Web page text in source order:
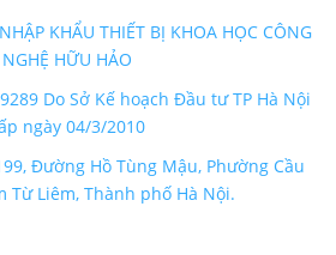
KHẨU THIẾT BỊ KHOA HỌC CÔNG
NGHỆ HỮU HẢO
Do Sở Kế hoạch Đầu tư TP Hà Nội
ngày 04/3/2010
Đường Hồ Tùng Mậu, Phường Cầu
Từ Liêm, Thành phố Hà Nội.